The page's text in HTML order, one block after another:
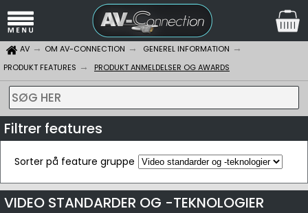
AV OM AV-CONNECTION
GENEREL INFORMATION
PRODUKT FEATURES
PRODUKT ANMELDELSER OG AWARDS
SØG HER
Filtrer features
Sorter på feature gruppe
VIDEO STANDARDER OG -TEKNOLOGIER